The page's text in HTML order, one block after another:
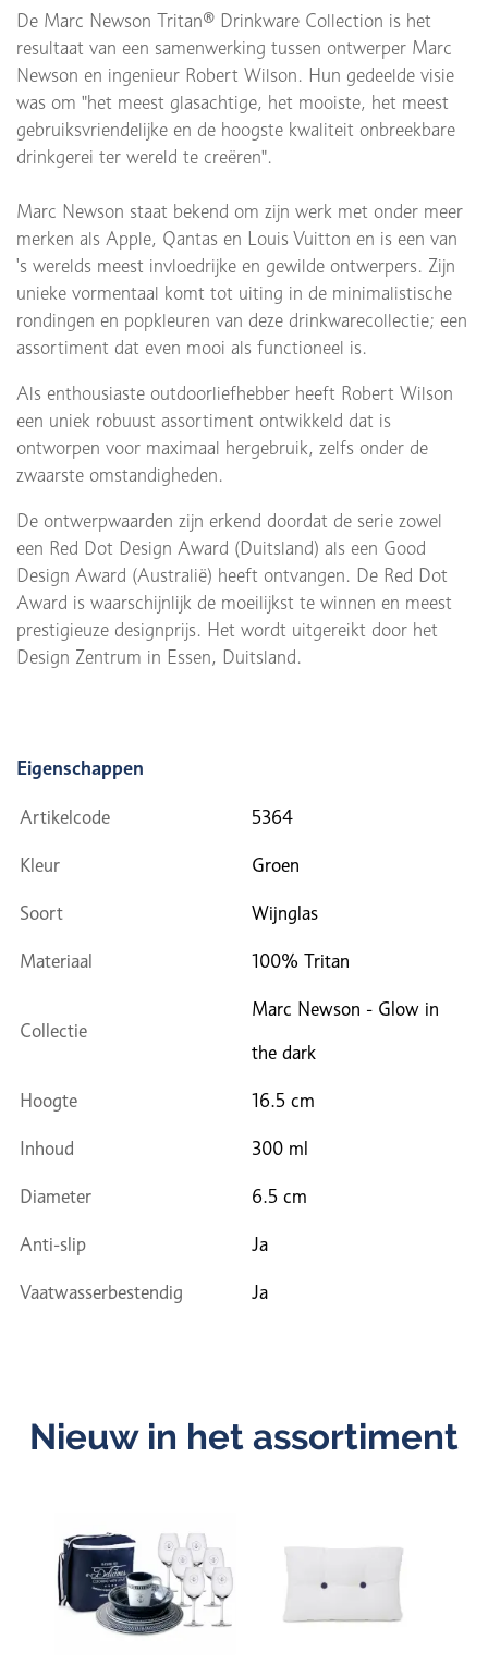
De Marc Newson Tritan® Drinkware Collection is het
resultaat van een samenwerking tussen ontwerper Marc
Newson en ingenieur Robert Wilson. Hun gedeelde visie
was om "het meest glasachtige, het mooiste, het meest
gebruiksvriendelijke en de hoogste kwaliteit onbreekbare
drinkgerei ter wereld te creëren".
Marc Newson staat bekend om zijn werk met onder meer
merken als Apple, Qantas en Louis Vuitton en is een van
's werelds meest invloedrijke en gewilde ontwerpers. Zijn
unieke vormentaal komt tot uiting in de minimalistische
rondingen en popkleuren van deze drinkwarecollectie; een
assortiment dat even mooi als functioneel is.
Als enthousiaste outdoorliefhebber heeft Robert Wilson
een uniek robuust assortiment ontwikkeld dat is
ontworpen voor maximaal hergebruik, zelfs onder de
zwaarste omstandigheden.
De ontwerpwaarden zijn erkend doordat de serie zowel
een Red Dot Design Award (Duitsland) als een Good
Design Award (Australië) heeft ontvangen. De Red Dot
Award is waarschijnlijk de moeilijkst te winnen en meest
prestigieuze designprijs. Het wordt uitgereikt door het
Design Zentrum in Essen, Duitsland.
Eigenschappen
Artikelcode 5364
Kleur Groen
Soort Wijnglas
Materiaal 100% Tritan
Collectie
Marc Newson - Glow in
the dark
Hoogte 16.5 cm
Inhoud 300 ml
Diameter 6.5 cm
Anti-slip Ja
Vaatwasserbestendig Ja
Nieuw in het assortiment